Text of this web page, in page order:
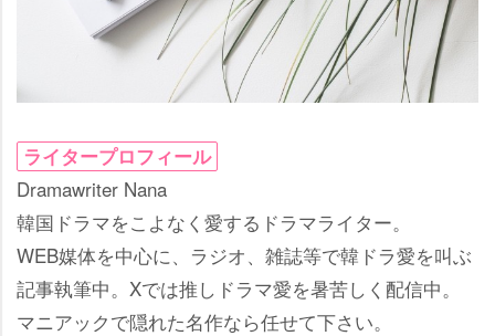
ライタープロフィール
Dramawriter Nana
韓国ドラマをこよなく愛するドラマライター。
WEB媒体を中心に、ラジオ、雑誌等で韓ドラ愛を叫ぶ
記事執筆中。Xでは推しドラマ愛を暑苦しく配信中。
マニアックで隠れた名作なら任せて下さい。